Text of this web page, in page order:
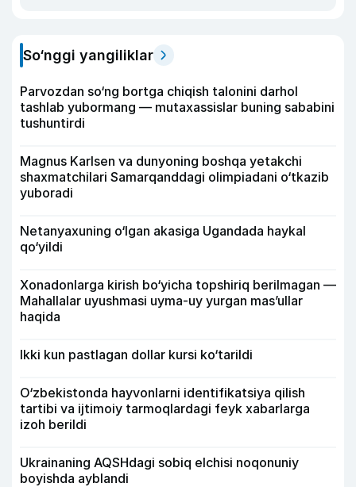
So‘nggi yangiliklar
Parvozdan so‘ng bortga chiqish talonini darhol
tashlab yubormang — mutaxassislar buning sababini
tushuntirdi
Magnus Karlsen va dunyoning boshqa yetakchi
shaxmatchilari Samarqanddagi olimpiadani o‘tkazib
yuboradi
Netanyaxuning o‘lgan akasiga Ugandada haykal
qo‘yildi
Xonadonlarga kirish bo‘yicha topshiriq berilmagan —
Mahallalar uyushmasi uyma-uy yurgan mas’ullar
haqida
Ikki kun pastlagan dollar kursi ko‘tarildi
O‘zbekistonda hayvonlarni identifikatsiya qilish
tartibi va ijtimoiy tarmoqlardagi feyk xabarlarga
izoh berildi
Ukrainaning AQSHdagi sobiq elchisi noqonuniy
boyishda ayblandi